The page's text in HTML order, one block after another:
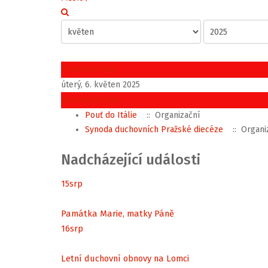
Předchozí den
úterý, 6. květen 2025
Následující den
Pouť do Itálie
:: Organizační
Synoda duchovních Pražské diecéze
::
Nadcházející události
15srp
Památka Marie, matky Páně
16srp
Letní duchovní obnovy na Lomci